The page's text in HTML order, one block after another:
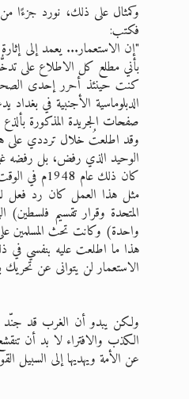
وكمثال على ذلك، نورد جزءًا
فكتب:
"إن الاستعمار... يعمد إلى
بأني مطلع كل الاطلاع على تدخُّل
كنت حينئذ أحرر إحدى
الدبلوماسية الأجنبية في بغداد
صفحات الجريدة المذكورة
وقد اطلعتُ خلال ترددي على
الوحيد الذي رفض، بل رفضه
كان ذلك
مثل هذا العمل كان رد فعل
المتحدة وقرار تقسيم فلسطين)
واحدة) وكانت تحث المسلمين
هذا ما اطلعت عليه بنفسي في
الاستعمار لن يتوانى عن
ولكن يبدو أن الغرب قد جنّد
الكذب والافتراء لا بد أن
عن الأمة ويهديها إلى السبيل